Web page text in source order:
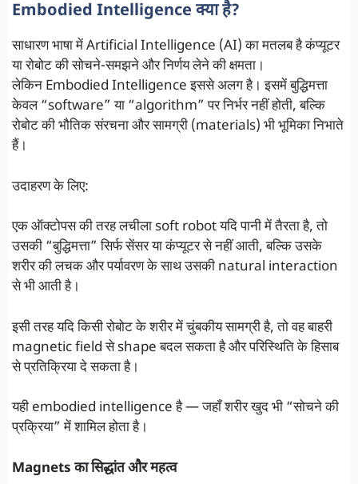
Embodied Intelligence क्या है?
साधारण भाषा में Artificial Intelligence (AI) का मतलब है कंप्यूटर
या रोबोट की सोचने-समझने और निर्णय लेने की क्षमता।
लेकिन Embodied Intelligence इससे अलग है। इसमें बुद्धिमत्ता
केवल “software” या “algorithm” पर निर्भर नहीं होती, बल्कि
रोबोट की भौतिक संरचना और सामग्री (materials) भी भूमिका निभाते
हैं।
उदाहरण के लिए:
एक ऑक्टोपस की तरह लचीला soft robot यदि पानी में तैरता है, तो
उसकी “बुद्धिमत्ता” सिर्फ सेंसर या कंप्यूटर से नहीं आती, बल्कि उसके
शरीर की लचक और पर्यावरण के साथ उसकी natural interaction
से भी आती है।
इसी तरह यदि किसी रोबोट के शरीर में चुंबकीय सामग्री है, तो वह बाहरी
magnetic field से shape बदल सकता है और परिस्थिति के हिसाब
से प्रतिक्रिया दे सकता है।
यही embodied intelligence है — जहाँ शरीर खुद भी “सोचने की
प्रक्रिया” में शामिल होता है।
Magnets का सिद्धांत और महत्व